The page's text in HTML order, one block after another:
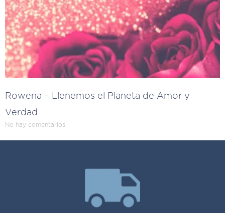
Rowena – Llenemos el Planeta de Amor y
Verdad
No hay comentarios